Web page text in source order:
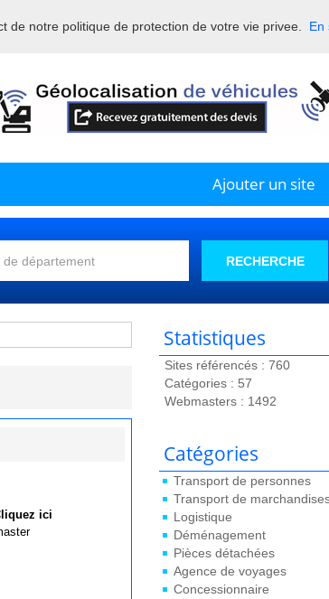
logistique en France.
Ajouter un site
RECHERCHE
Statistiques
Sites référencés : 760
Catégories : 57
Webmasters : 1492
Catégories
Transport de personnes
Transport de
Logistique
Déménagement
Pièces détachées
Agence de voyages
Concessionnaire
ici
notre politique de protection de votre vie privee. En